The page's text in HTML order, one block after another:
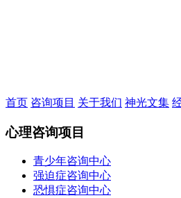
首页 咨询项目 关于我们 神光文集
心理咨询项目
青少年咨询中心
强迫症咨询中心
恐惧症咨询中心